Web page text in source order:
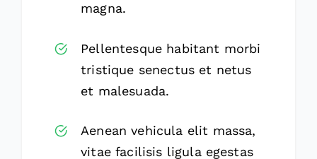
magna.
Pellentesque habitant morbi
tristique senectus et netus
et malesuada.
Aenean vehicula elit massa,
vitae facilisis ligula egestas